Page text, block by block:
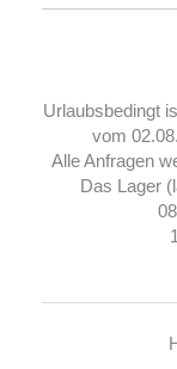
Urlaubsbedingt
vom
Alle Anfragen
Das Lager